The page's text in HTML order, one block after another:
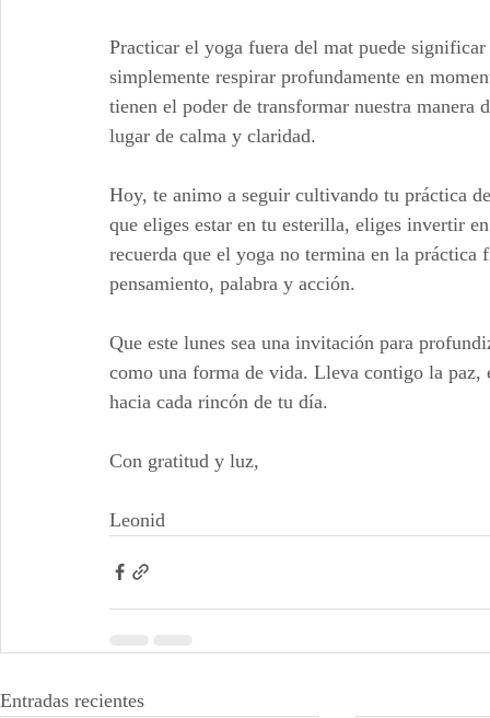
Practicar el yoga fuera del mat puede
simplemente respirar profundamente en
tienen el poder de transformar nuestra
lugar de calma y claridad.
Hoy, te animo a seguir cultivando tu práctica
que eliges estar en tu esterilla, eliges invertir
recuerda que el yoga no termina en la
pensamiento, palabra y acción.
Que este lunes sea una invitación para
como una forma de vida. Lleva contigo la
hacia cada rincón de tu día.
Con gratitud y luz,
Leonid
Entradas recientes